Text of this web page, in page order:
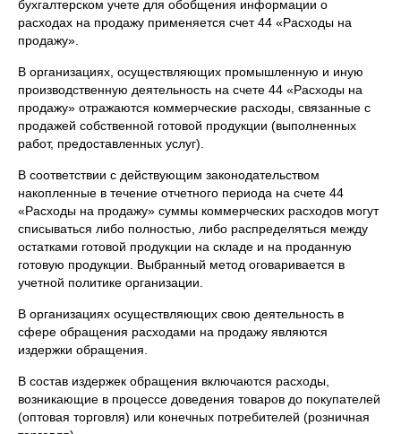
бухгалтерском учете для обобщения информации о
расходах на продажу применяется счет 44 «Расходы на
продажу».
В организациях, осуществляющих промышленную и иную
производственную деятельность на счете 44 «Расходы на
продажу» отражаются коммерческие расходы, связанные с
продажей собственной готовой продукции (выполненных
работ, предоставленных услуг).
В соответствии с действующим законодательством
накопленные в течение отчетного периода на счете 44
«Расходы на продажу» суммы коммерческих расходов могут
списываться либо полностью, либо распределяться между
остатками готовой продукции на складе и на проданную
готовую продукции. Выбранный метод оговаривается в
учетной политике организации.
В организациях осуществляющих свою деятельность в
сфере обращения расходами на продажу являются
издержки обращения.
В состав издержек обращения включаются расходы,
возникающие в процессе доведения товаров до покупателей
(оптовая торговля) или конечных потребителей (розничная